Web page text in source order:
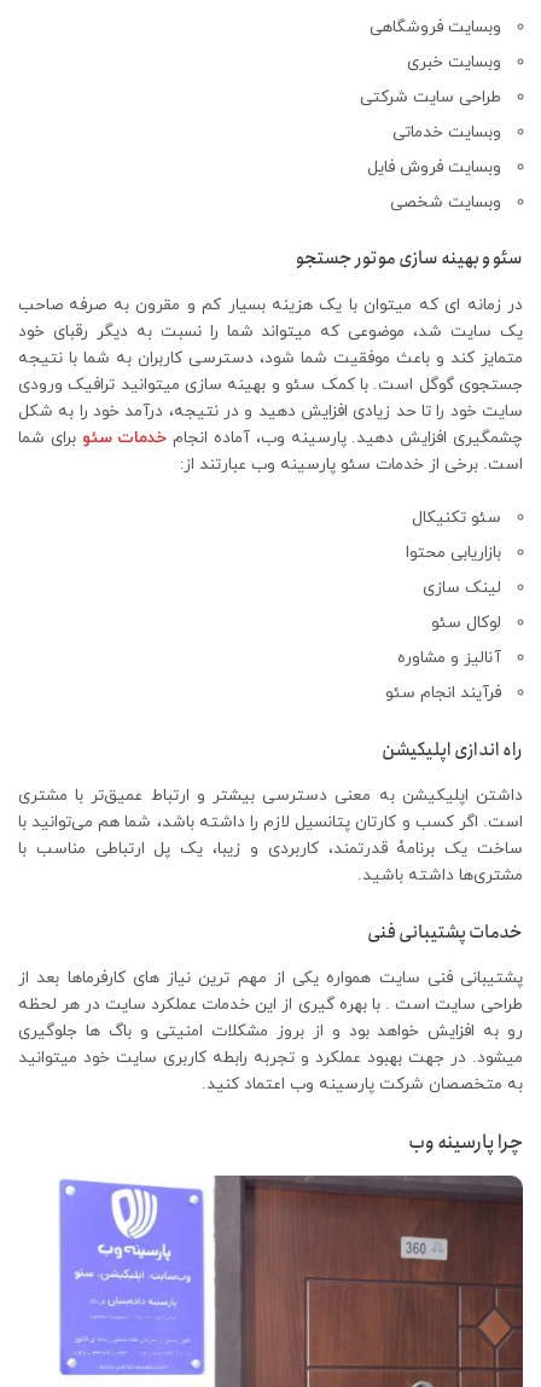
وبسایت فروشگاهی
وبسایت خبری
طراحی سایت شرکتی
وبسایت خدماتی
وبسایت فروش فایل
وبسایت شخصی
سئو و بهینه سازی موتور جستجو
در زمانه ای که میتوان با یک هزینه بسیار کم و مقرون به صرفه صاحب
یک سایت شد، موضوعی که میتواند شما را نسبت به دیگر رقبای خود
متمایز کند و باعث موفقیت شما شود، دسترسی کاربران به شما با نتیجه
جستجوی گوگل است. با کمک سئو و بهینه سازی میتوانید ترافیک ورودی
سایت خود را تا حد زیادی افزایش دهید و در نتیجه، درآمد خود را به شکل
چشمگیری افزایش دهید. پارسینه وب، آماده انجام خدمات سئو برای شما
است. برخی از خدمات سئو پارسینه وب عبارتند از:
سئو تکنیکال
بازاریابی محتوا
لینک سازی
لوکال سئو
آنالیز و مشاوره
فرآیند انجام سئو
راه اندازی اپلیکیشن
داشتن اپلیکیشن به معنی دسترسی بیشتر و ارتباط عمیق‌تر با مشتری
است. اگر کسب و کارتان پتانسیل لازم را داشته باشد، شما هم می‌توانید با
ساخت یک برنامۀ قدرتمند، کاربردی و زیبا، یک پل ارتباطی مناسب با
مشتری‌ها داشته باشید.
خدمات پشتیبانی فنی
پشتیبانی فنی سایت همواره یکی از مهم ترین نیاز های کارفرماها بعد از
طراحی سایت است . با بهره گیری از این خدمات عملکرد سایت در هر لحظه
رو به افزایش خواهد بود و از بروز مشکلات امنیتی و باگ ها جلوگیری
میشود. در جهت بهبود عملکرد و تجربه رابطه کاربری سایت خود میتوانید
به متخصصان شرکت پارسینه وب اعتماد کنید.
چرا پارسینه وب